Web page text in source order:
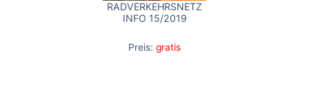
RADVERKEHRSNETZ
INFO 15/2019
Preis: gratis